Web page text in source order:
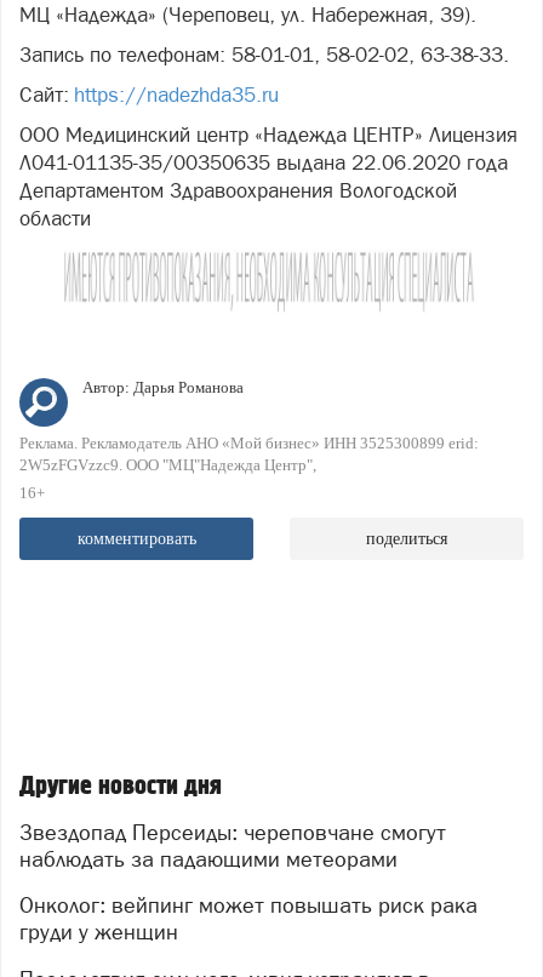
МЦ «Надежда» (Череповец, ул. Набережная, 39).
Запись по телефонам: 58-01-01, 58-02-02, 63-38-33.
Сайт: https://nadezhda35.ru
ООО Медицинский центр «Надежда ЦЕНТР» Лицензия
Л041-01135-35/00350635 выдана 22.06.2020 года
Департаментом Здравоохранения Вологодской
области
Автор: Дарья Романова
Реклама. Рекламодатель АНО «Мой бизнес» ИНН 3525300899 erid:
2W5zFGVzzc9. ООО "МЦ"Надежда Центр"
16+
комментировать поделиться
Другие новости дня
Звездопад Персеиды: череповчане смогут
наблюдать за падающими метеорами
Онколог: вейпинг может повышать риск рака
груди у женщин